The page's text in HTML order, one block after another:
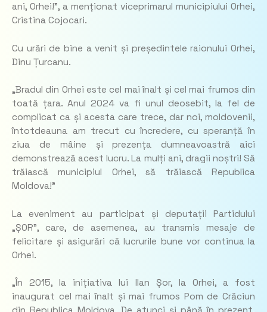
ani, Orhei!”, a menționat viceprimarul municipiului Orhei,
Cristina Cojocari.
Cu urări de bine a venit și președintele raionului Orhei,
Dinu Țurcanu.
„Bradul din Orhei este cel mai înalt și cel mai frumos din
toată țara. Anul 2024 va fi unul deosebit, la fel de
complicat ca și acesta care trece, dar noi, moldovenii,
întotdeauna am trecut cu încredere, cu speranță în
ziua de mâine și prezența dumneavoastră aici
demonstrează acest lucru. La mulți ani, dragii noștri! Să
trăiască municipiul Orhei, să trăiască Republica
Moldova!”
La eveniment au participat și deputații Partidului
„ȘOR”, care, de asemenea, au transmis mesaje de
felicitare și asigurări că lucrurile bune vor continua la
Orhei.
„În 2015, la inițiativa lui Ilan Șor, la Orhei, a fost
inaugurat cel mai înalt și mai frumos Pom de Crăciun